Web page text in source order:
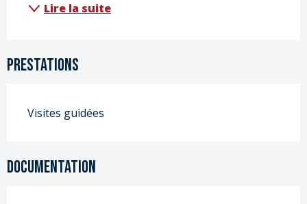
Lire la suite
Prestations
Visites guidées
Documentation